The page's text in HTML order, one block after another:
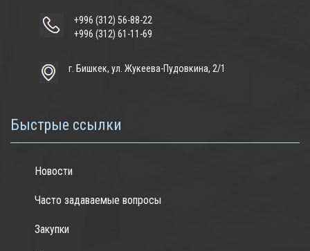
+996 (312) 56-88-22
+996 (312) 61-11-69
г. Бишкек, ул. Жукеева-Пудовкина, 2/1
Быстрые ссылки
Новости
Часто задаваемые вопросы
Закупки